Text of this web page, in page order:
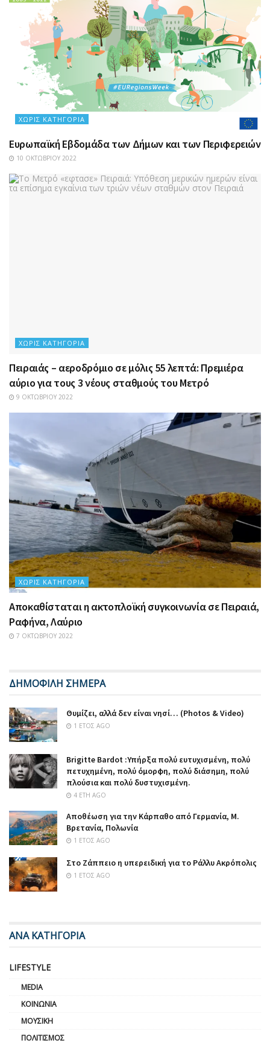
ΧΩΡΊΣ ΚΑΤΗΓΟΡΊΑ
Ευρωπαϊκή Εβδομάδα των Δήμων και των Περιφερειών
10 ΟΚΤΩΒΡΊΟΥ 2022
ΧΩΡΊΣ ΚΑΤΗΓΟΡΊΑ
Πειραιάς – αεροδρόμιο σε μόλις 55 λεπτά: Πρεμιέρα
αύριο για τους 3 νέους σταθμούς του Μετρό
9 ΟΚΤΩΒΡΊΟΥ 2022
ΧΩΡΊΣ ΚΑΤΗΓΟΡΊΑ
Αποκαθίσταται η ακτοπλοϊκή συγκοινωνία σε Πειραιά,
Ραφήνα, Λαύριο
7 ΟΚΤΩΒΡΊΟΥ 2022
ΔΗΜΟΦΙΛΗ ΣΗΜΕΡΑ
Θυμίζει, αλλά δεν είναι νησί… (Photos & Video)
1 ΈΤΟΣ AGO
Brigitte Bardot :Υπήρξα πολύ ευτυχισμένη, πολύ
πετυχημένη, πολύ όμορφη, πολύ διάσημη, πολύ
πλούσια και πολύ δυστυχισμένη.
4 ΈΤΗ AGO
Αποθέωση για την Κάρπαθο από Γερμανία, Μ.
Βρετανία, Πολωνία
1 ΈΤΟΣ AGO
Στο Ζάππειο η υπερειδική για το Ράλλυ Ακρόπολις
1 ΈΤΟΣ AGO
ΑΝΑ ΚΑΤΗΓΟΡΙΑ
LIFESTYLE
MEDIA
ΚΟΙΝΩΝΊΑ
ΜΟΥΣΙΚΉ
ΠΟΛΙΤΙΣΜΌΣ